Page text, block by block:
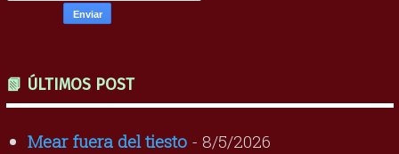
📗 ÚLTIMOS POST
Mear fuera del tiesto- 8/5/2026